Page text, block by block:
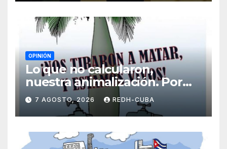
OPINIÓN
Lo que no calcularon,
nuestra animalización. Por
Laidi Fernández de Juan
7 AGOSTO, 2026 REDH-CUBA